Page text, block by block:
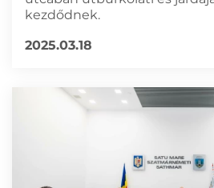
kezdődnek.
2025.03.18